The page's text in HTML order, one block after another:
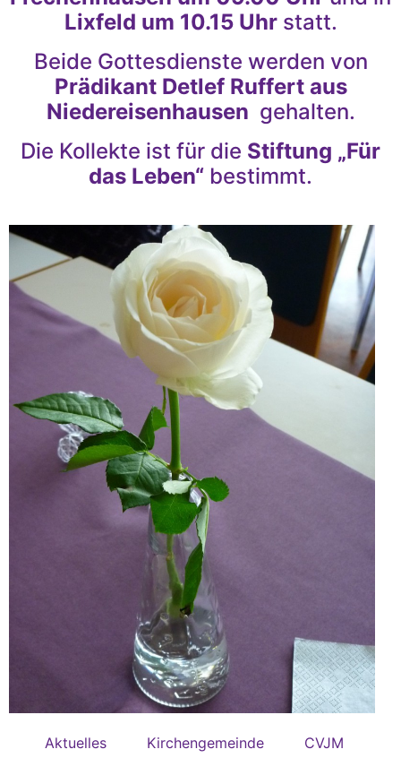
Lixfeld um 10.15 Uhrstatt.
Beide Gottesdienste werden von
Prädikant Detlef Ruffert aus
Niedereisenhausen gehalten.
Die Kollekte ist für die Stiftung „Für
das Leben“ bestimmt.
Aktuelles Kirchengemeinde CVJM